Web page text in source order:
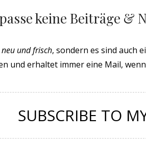
keine Beiträge &
neu und frisch, sondern es sind auch
und erhaltet immer eine Mail,
SUBSCRIBE TO